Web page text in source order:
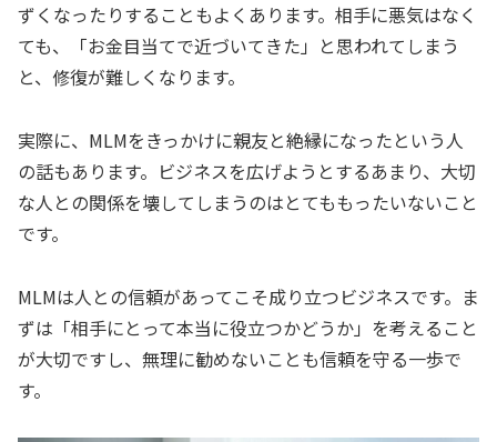
ずくなったりすることもよくあります。相手に悪気はなく
ても、「お金目当てで近づいてきた」と思われてしまう
と、修復が難しくなります。
実際に、MLMをきっかけに親友と絶縁になったという人
の話もあります。ビジネスを広げようとするあまり、大切
な人との関係を壊してしまうのはとてももったいないこと
です。
MLMは人との信頼があってこそ成り立つビジネスです。ま
ずは「相手にとって本当に役立つかどうか」を考えること
が大切ですし、無理に勧めないことも信頼を守る一歩で
す。